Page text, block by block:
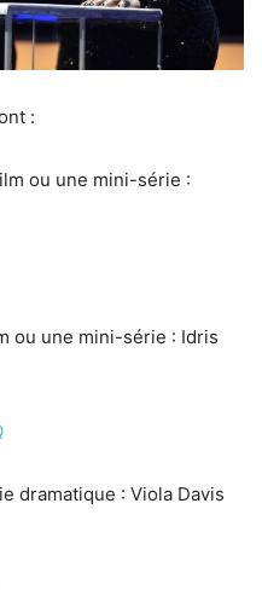
:
ou une mini-série :
ou une mini-série : Idris
dramatique : Viola Davis